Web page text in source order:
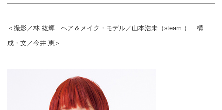
＜撮影／林 紘輝 ヘア＆メイク・モデル／山本浩未（steam.） 構
成・文／今井 恵＞